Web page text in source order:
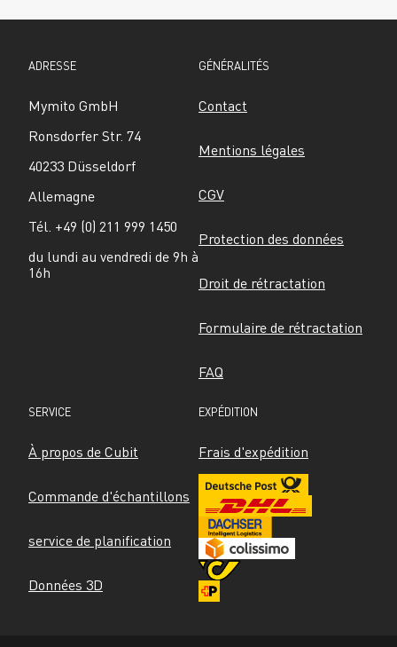
ADRESSE
Mymito GmbH
Ronsdorfer Str. 74
40233 Düsseldorf
Allemagne
Tél. +49 (0) 211 999 1450
du lundi au vendredi de 9h à
16h
GÉNÉRALITÉS
Contact
Mentions légales
CGV
Protection des données
Droit de rétractation
Formulaire de rétractation
FAQ
SERVICE
À propos de Cubit
Commande d'échantillons
service de planification
Données 3D
EXPÉDITION
Frais d'expédition